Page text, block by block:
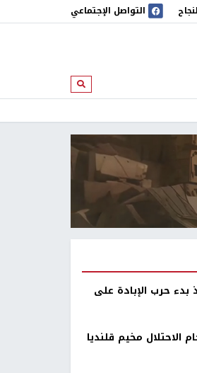
التواصل الإجتماعي
ابحث
منذ بدء حرب الإبادة على